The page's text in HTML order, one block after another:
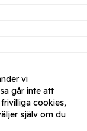
vi
går inte att
cookies,
själv om du